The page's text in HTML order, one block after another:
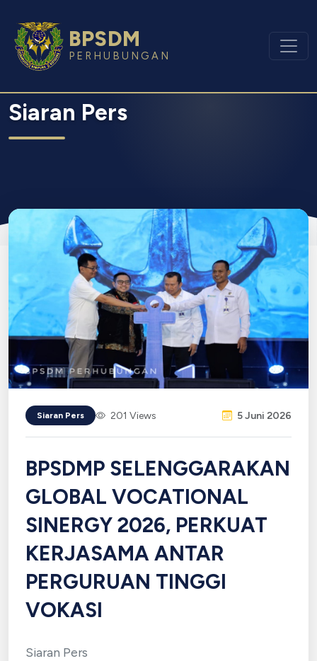
BPSDM
PERHUBUNGAN
Siaran Pers
Siaran Pers 201 Views 5 Juni 2026
BPSDMP SELENGGARAKAN
GLOBAL VOCATIONAL
SINERGY 2026, PERKUAT
KERJASAMA ANTAR
PERGURUAN TINGGI
VOKASI
Siaran Pers